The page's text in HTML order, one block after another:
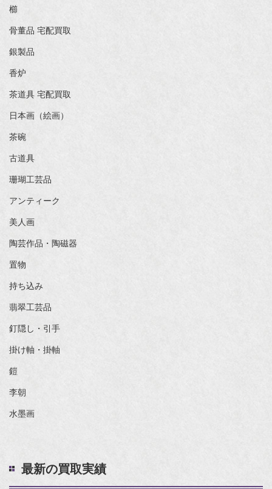
櫛
骨董品 宅配買取
銀製品
香炉
茶道具 宅配買取
日本画（絵画）
茶碗
古道具
珊瑚工芸品
アンティーク
美人画
陶芸作品・陶磁器
置物
持ち込み
翡翠工芸品
釘隠し・引手
掛け軸・掛軸
鎧
李朝
水墨画
最新の買取実績